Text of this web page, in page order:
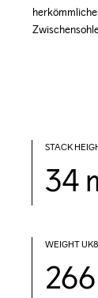
STACK
34
WEIGHT UK8